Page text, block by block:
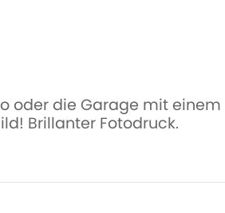
oder die Garage mit einem
Brillanter Fotodruck.